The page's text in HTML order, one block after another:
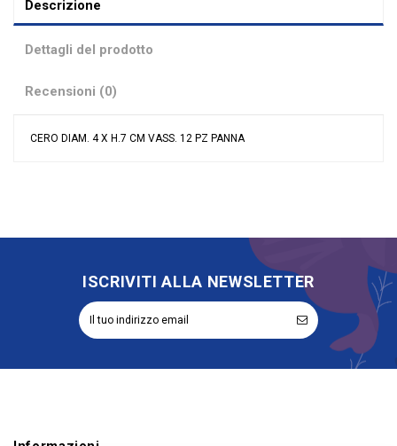
Descrizione
Dettagli del prodotto
Recensioni (0)
CERO DIAM. 4 X H.7 CM VASS. 12 PZ PANNA
ISCRIVITI ALLA NEWSLETTER